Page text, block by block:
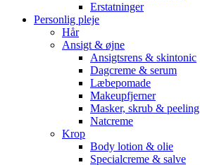
Erstatninger
Personlig pleje
Hår
Ansigt & øjne
Ansigtsrens & skintonic
Dagcreme & serum
Læbepomade
Makeupfjerner
Masker, skrub & peeling
Natcreme
Krop
Body lotion & olie
Specialcreme & salve